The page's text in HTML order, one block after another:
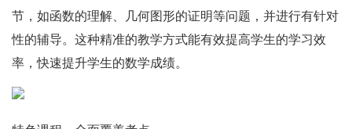
节，如函数的理解、几何图形的证明等问题，并进行有针对
性的辅导。这种精准的教学方式能有效提高学生的学习效
率，快速提升学生的数学成绩。